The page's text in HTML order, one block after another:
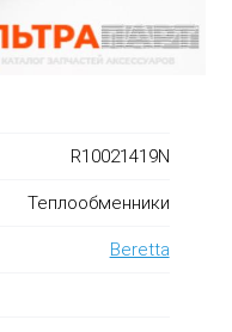
R10021419N
Теплообменники
Beretta